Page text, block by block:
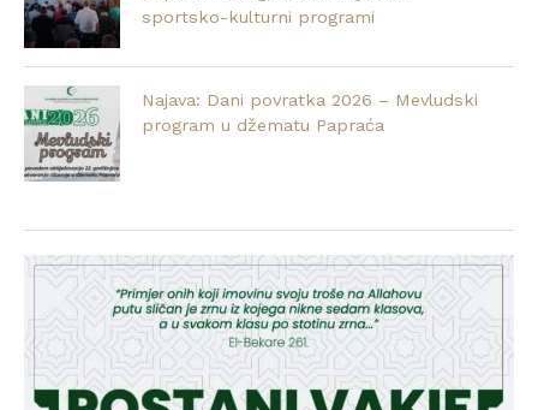
sportsko-kulturni programi
Najava: Dani povratka 2026 – Mevludski
program u džematu Papraća